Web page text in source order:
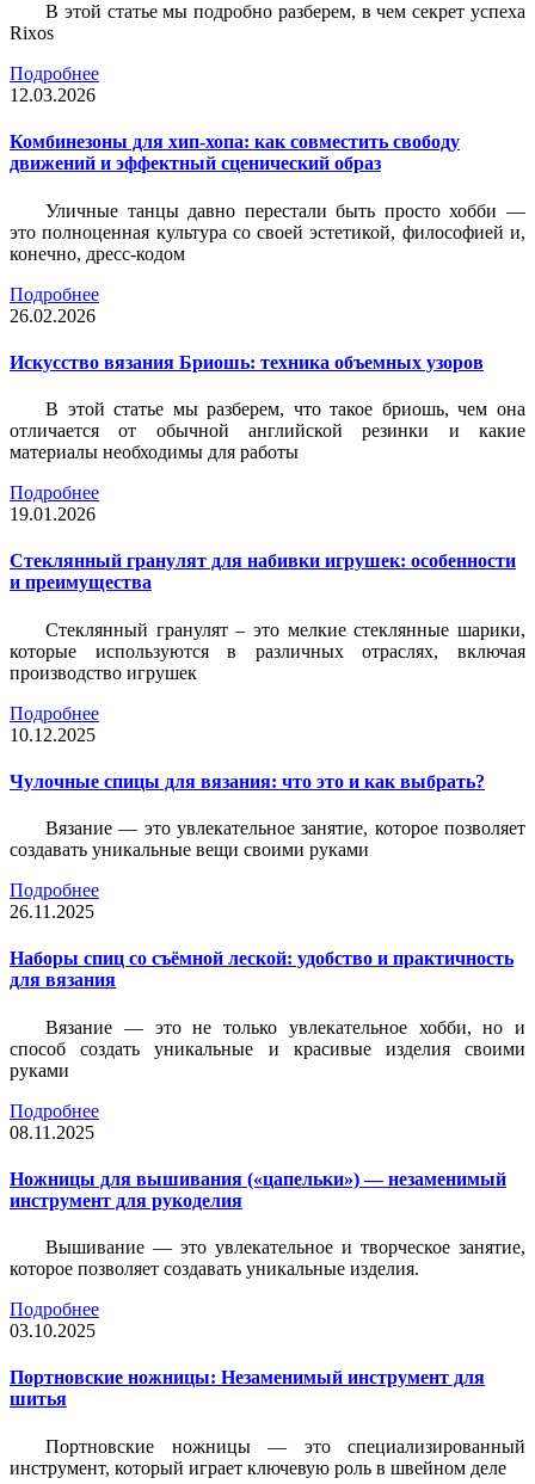
В этой статье мы подробно разберем, в чем секрет успеха
Rixos
Подробнее
12.03.2026
Комбинезоны для хип-хопа: как совместить свободу
движений и эффектный сценический образ
Уличные танцы давно перестали быть просто хобби —
это полноценная культура со своей эстетикой, философией и,
конечно, дресс-кодом
Подробнее
26.02.2026
Искусство вязания Бриошь: техника объемных узоров
В этой статье мы разберем, что такое бриошь, чем она
отличается от обычной английской резинки и какие
материалы необходимы для работы
Подробнее
19.01.2026
Стеклянный гранулят для набивки игрушек: особенности
и преимущества
Стеклянный гранулят – это мелкие стеклянные шарики,
которые используются в различных отраслях, включая
производство игрушек
Подробнее
10.12.2025
Чулочные спицы для вязания: что это и как выбрать?
Вязание — это увлекательное занятие, которое позволяет
создавать уникальные вещи своими руками
Подробнее
26.11.2025
Наборы спиц со съёмной леской: удобство и практичность
для вязания
Вязание — это не только увлекательное хобби, но и
способ создать уникальные и красивые изделия своими
руками
Подробнее
08.11.2025
Ножницы для вышивания («цапельки») — незаменимый
инструмент для рукоделия
Вышивание — это увлекательное и творческое занятие,
которое позволяет создавать уникальные изделия.
Подробнее
03.10.2025
Портновские ножницы: Незаменимый инструмент для
шитья
Портновские ножницы — это специализированный
инструмент, который играет ключевую роль в швейном деле